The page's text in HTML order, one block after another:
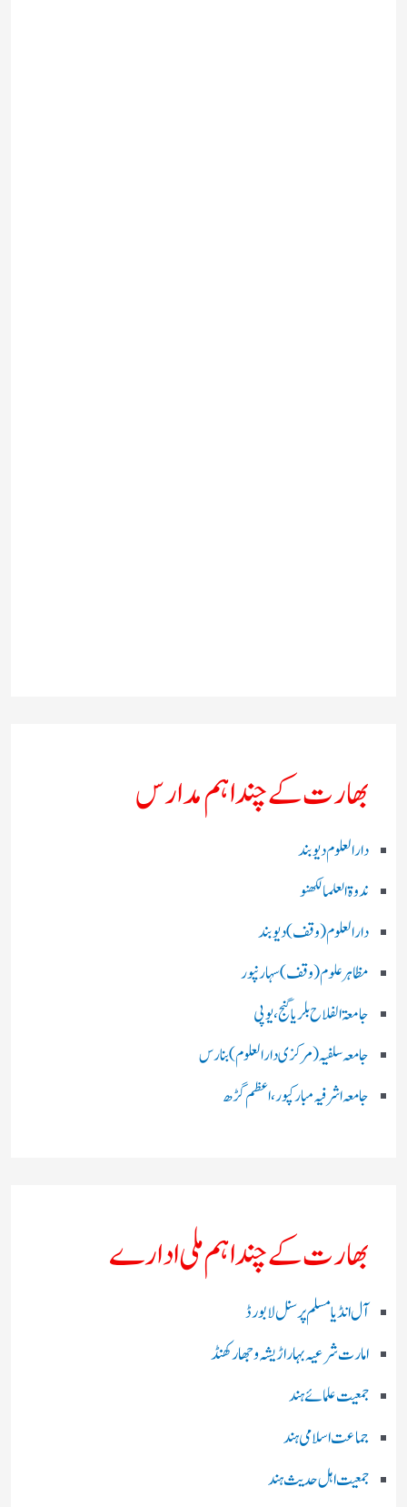
بھارت کے چند اہم مدارس
دارالعلوم دیوبند
ندوۃالعلما لکھنو
دارالعلوم (وقف)دیوبند
مظاہرعلوم (وقف)سہارنپور
جامعۃ الفلاح بلریاگنج،یوپی
جامعہ سلفیہ(مرکزی دارالعلوم )بنارس
جامعہ اشرفیہ مبارکپور،اعظم گڑھ
بھارت کے چند اہم ملی ادارے
آل انڈیا مسلم پرسنل لا بورڈ
امارت شرعیہ بہار اڑیشہ و جھارکھنڈ
جمعیت علمائے ہند
جماعت اسلامی ہند
جمعیت اہل حدیث ہند